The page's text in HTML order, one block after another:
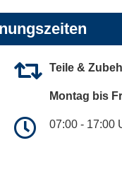
Teile &
Montag bis
07:00 - 17:00